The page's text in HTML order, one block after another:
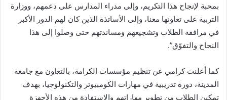
بمحبة لإنجاح هذا التكريم، وإلى مدراء المدارس على دعمهم، ووزارة
التربية على تعاونها معنا، وإلى الأساتذة الذين كان لهم الدور الأكبر
في مرافقة الطلاب وتشجيعهم ومساندتهم حتى وصلوا إلى هذا
النجاح والتفوّق”.
كما أعلنت كرامي عن تنظيم مؤسسات الكرامة، بالتعاون مع جامعة
المدينة، دورة تدريبية في مهارات الكومبيوتر والتكنولوجيا، بهدف
تمكين الطلاب من تطوير مهاراتهم والاستفادة من هذه الأجهزة